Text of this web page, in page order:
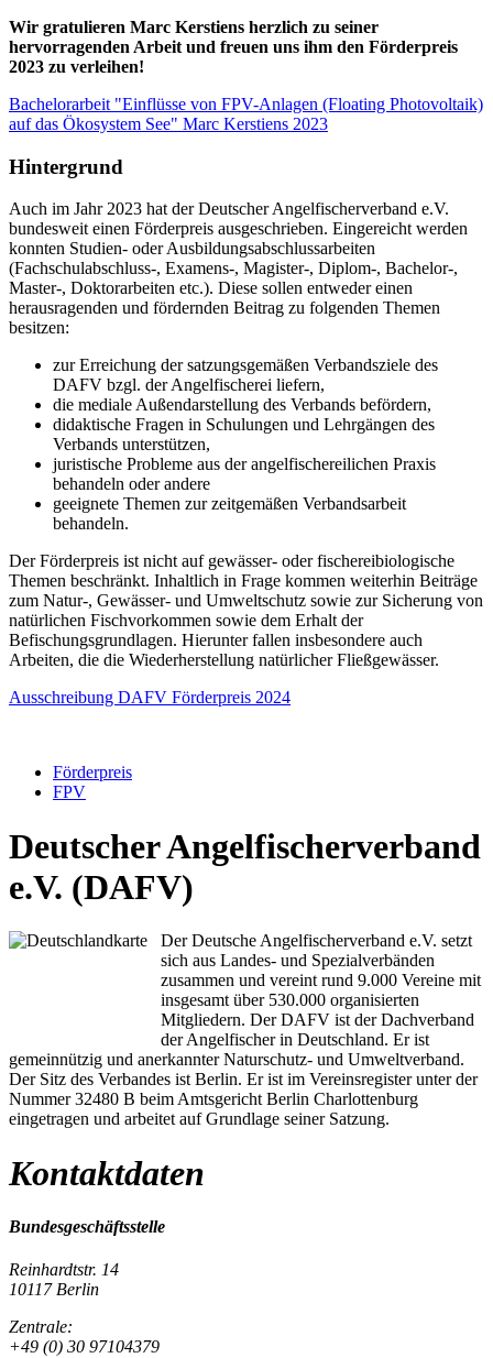
Wir gratulieren Marc Kerstiens herzlich zu seiner
hervorragenden Arbeit und freuen uns ihm den Förderpreis
2023 zu verleihen!
Bachelorarbeit "Einflüsse von FPV-Anlagen (Floating Photovoltaik)
auf das Ökosystem See" Marc Kerstiens 2023
Hintergrund
Auch im Jahr 2023 hat der Deutscher Angelfischerverband e.V.
bundesweit einen Förderpreis ausgeschrieben. Eingereicht werden
konnten Studien- oder Ausbildungsabschlussarbeiten
(Fachschulabschluss-, Examens-, Magister-, Diplom-, Bachelor-,
Master-, Doktorarbeiten etc.). Diese sollen entweder einen
herausragenden und fördernden Beitrag zu folgenden Themen
besitzen:
zur Erreichung der satzungsgemäßen Verbandsziele des
DAFV bzgl. der Angelfischerei liefern,
die mediale Außendarstellung des Verbands befördern,
didaktische Fragen in Schulungen und Lehrgängen des
Verbands unterstützen,
juristische Probleme aus der angelfischereilichen Praxis
behandeln oder andere
geeignete Themen zur zeitgemäßen Verbandsarbeit
behandeln.
Der Förderpreis ist nicht auf gewässer- oder fischereibiologische
Themen beschränkt. Inhaltlich in Frage kommen weiterhin Beiträge
zum Natur-, Gewässer- und Umweltschutz sowie zur Sicherung von
natürlichen Fischvorkommen sowie dem Erhalt der
Befischungsgrundlagen. Hierunter fallen insbesondere auch
Arbeiten, die die Wiederherstellung natürlicher Fließgewässer.
Ausschreibung DAFV Förderpreis 2024
Förderpreis
FPV
Deutscher Angelfischerverband
e.V. (DAFV)
Der Deutsche Angelfischerverband e.V. setzt
sich aus Landes- und Spezialverbänden
zusammen und vereint rund 9.000 Vereine mit
insgesamt über 530.000 organisierten
Mitgliedern. Der DAFV ist der Dachverband
der Angelfischer in Deutschland. Er ist
gemeinnützig und anerkannter Naturschutz- und Umweltverband.
Der Sitz des Verbandes ist Berlin. Er ist im Vereinsregister unter der
Nummer 32480 B beim Amtsgericht Berlin Charlottenburg
eingetragen und arbeitet auf Grundlage seiner Satzung.
Kontaktdaten
Bundesgeschäftsstelle
Reinhardtstr. 14
10117 Berlin
Zentrale:
+49 (0) 30 97104379